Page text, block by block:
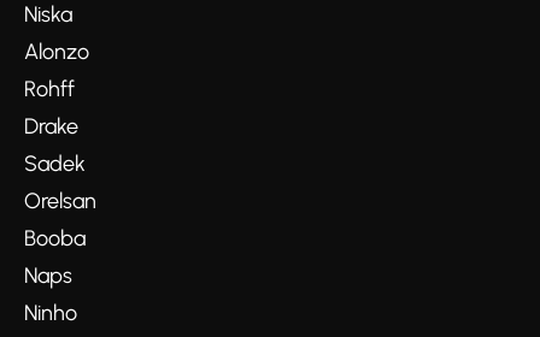
Niska
Alonzo
Rohff
Drake
Sadek
Orelsan
Booba
Naps
Ninho